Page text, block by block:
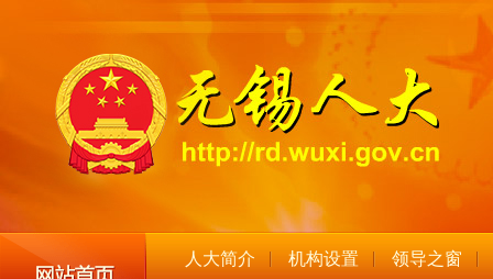
人大简介 机构设置
领导之窗